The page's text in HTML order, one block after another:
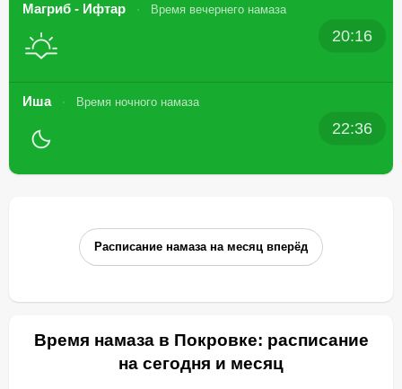
Магриб - Ифтар Время вечернего намаза
20:16
Иша Время ночного намаза
22:36
Расписание намаза на месяц вперёд
Время намаза в Покровке: расписание
на сегодня и месяц